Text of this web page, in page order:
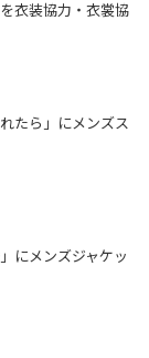
衣装協力・衣裳協
たら」にメンズス
にメンズジャケッ